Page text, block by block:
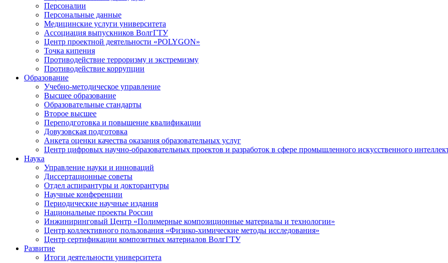
Персоналии
Персональные данные
Медицинские услуги университета
Ассоциация выпускников ВолгГТУ
Центр проектной деятельности «POLYGON»
Точка кипения
Противодействие терроризму и экстремизму
Противодействие коррупции
Образование
Учебно-методическое управление
Высшее образование
Образовательные стандарты
Второе высшее
Переподготовка и повышение квалификации
Довузовская подготовка
Анкета оценки качества оказания образовательных услуг
Центр цифровых научно-образовательных проектов и разработок в сфере промышленного искусственного
Наука
Управление науки и инноваций
Диссертационные советы
Отдел аспирантуры и докторантуры
Научные конференции
Периодические научные издания
Национальные проекты России
Инжиниринговый Центр «Полимерные композиционные материалы и технологии»
Центр коллективного пользования «Физико-химические методы исследования»
Центр сертификации композитных материалов ВолгГТУ
Развитие
Итоги деятельности университета